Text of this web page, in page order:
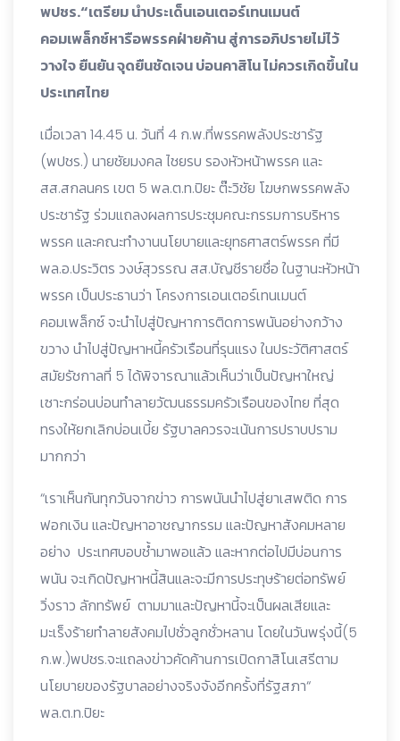
พปชร.“เตรียม นำประเด็นเอนเตอร์เทนเมนต์
คอมเพล็กซ์หารือพรรคฝ่ายค้าน สู่การอภิปรายไม่ไว้
วางใจ ยืนยัน จุดยืนชัดเจน บ่อนคาสิโน ไม่ควรเกิดขึ้นใน
ประเทศไทย
เมื่อเวลา 14.45 น. วันที่ 4 ก.พ.ที่พรรคพลังประชารัฐ
(พปชร.) นายชัยมงคล ไชยรบ รองหัวหน้าพรรค และ
สส.สกลนคร เขต 5 พล.ต.ท.ปิยะ ต๊ะวิชัย โฆษกพรรคพลัง
ประชารัฐ ร่วมแถลงผลการประชุมคณะกรรมการบริหาร
พรรค และคณะทำงานนโยบายและยุทธศาสตร์พรรค ที่มี
พล.อ.ประวิตร วงษ์สุวรรณ สส.บัญชีรายชื่อ ในฐานะหัวหน้า
พรรค เป็นประธานว่า โครงการเอนเตอร์เทนเมนต์
คอมเพล็กซ์ จะนำไปสู่ปัญหาการติดการพนันอย่างกว้าง
ขวาง นำไปสู่ปัญหาหนี้ครัวเรือนที่รุนแรง ในประวัติศาสตร์
สมัยรัชกาลที่ 5 ได้พิจารณาแล้วเห็นว่าเป็นปัญหาใหญ่
เซาะกร่อนบ่อนทำลายวัฒนธรรมครัวเรือนของไทย ที่สุด
ทรงให้ยกเลิกบ่อนเบี้ย รัฐบาลควรจะเน้นการปราบปราม
มากกว่า
“เราเห็นกันทุกวันจากข่าว การพนันนำไปสู่ยาเสพติด การ
ฟอกเงิน และปัญหาอาชญากรรม และปัญหาสังคมหลาย
อย่าง ประเทศบอบช้ำมาพอแล้ว และหากต่อไปมีบ่อนการ
พนัน จะเกิดปัญหาหนี้สินและจะมีการประทุษร้ายต่อทรัพย์
วิ่งราว ลักทรัพย์ ตามมาและปัญหานี้จะเป็นผลเสียและ
มะเร็งร้ายทำลายสังคมไปชั่วลูกชั่วหลาน โดยในวันพรุ่งนี้(5
ก.พ.)พปชร.จะแถลงข่าวคัดค้านการเปิดกาสิโนเสรีตาม
นโยบายของรัฐบาลอย่างจริงจังอีกครั้งที่รัฐสภา“
พล.ต.ท.ปิยะ